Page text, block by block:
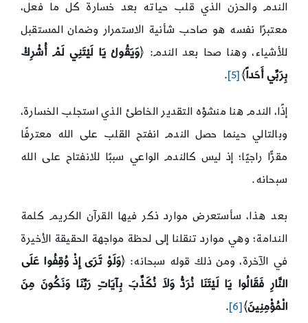
الندم والحزن الذي قلب حياته بعد خسارة كل ما فعل،
معتبرًا نفسه هو صاحب شأنية الاستمرار وضمان المستقبل
للأشياء، وهنا صحا بعد الندم: ﴿وَيَقُولُ يَا لَيْتَنِي لَمْ أُشْرِكْ
بِرَبِّي أَحَداً﴾ [5]
.
إذًا، الندم هنا منشؤه التقدير الخاطئ الذي استجلب الخسارة،
وبالتالي حينما حصل الندم انفتح القلب على الله معترفًا
مقرًّا راجيًا؛ إذ ليس كالندم الواعي سببًا للانفتاح على الله
سبحانه.
بعد هذا، سأستعرض موارد ذكر فيها القرآن الكريم كلمة
الندامة؛ وهي موارد تنقلنا إلى لحظة مواجهة الحقيقة الأخيرة
في الآخرة، ومن ذلك قوله سبحانه: ﴿وَلَوْ تَرَى إِذْ وُقِفُوا عَلَى
النَّارِ فَقَالُوا يَا لَيْتَنَا نُرَدُّ وَلاَ نُكَذِّبَ بِآيَاتِ رَبِّنَا وَنَكُونَ مِنَ
الْمُؤْمِنِينَ﴾ [6]
.